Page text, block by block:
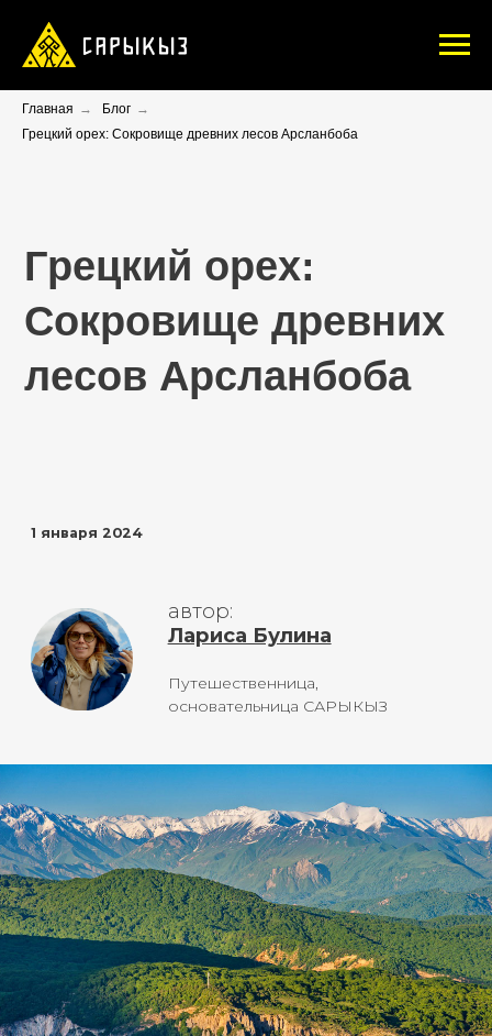
Главная → Блог →
Грецкий орех: Сокровище древних лесов Арсланбоба
лесов Арсланбоба
1 января 2024